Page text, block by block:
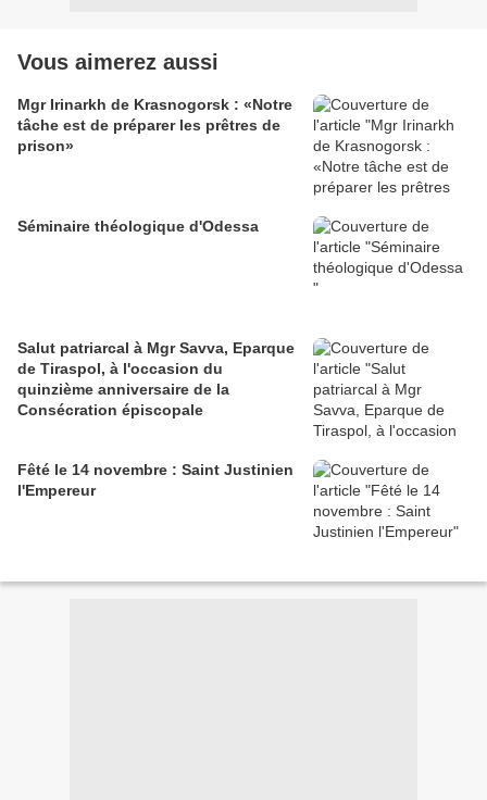
Vous aimerez aussi
Mgr Irinarkh de Krasnogorsk : «Notre
tâche est de préparer les prêtres de
prison»
Séminaire théologique d'Odessa
Salut patriarcal à Mgr Savva, Eparque
de Tiraspol, à l'occasion du
quinzième anniversaire de la
Consécration épiscopale
Fêté le 14 novembre : Saint Justinien
l'Empereur